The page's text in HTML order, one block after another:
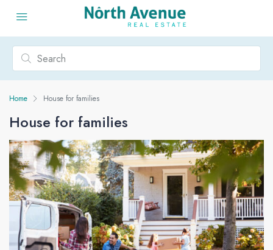
Home House for families
House for families